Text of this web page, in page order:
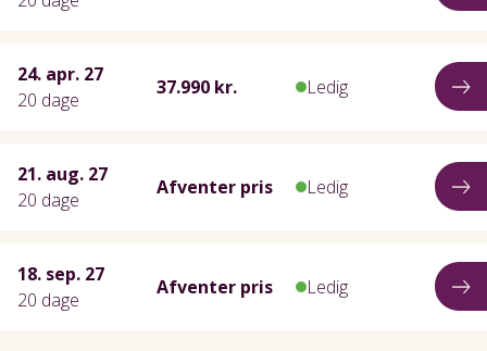
24. apr. 27
20 dage
37.990 kr. Ledig
21. aug. 27
20 dage
Afventer pris Ledig
18. sep. 27
20 dage
Afventer pris Ledig